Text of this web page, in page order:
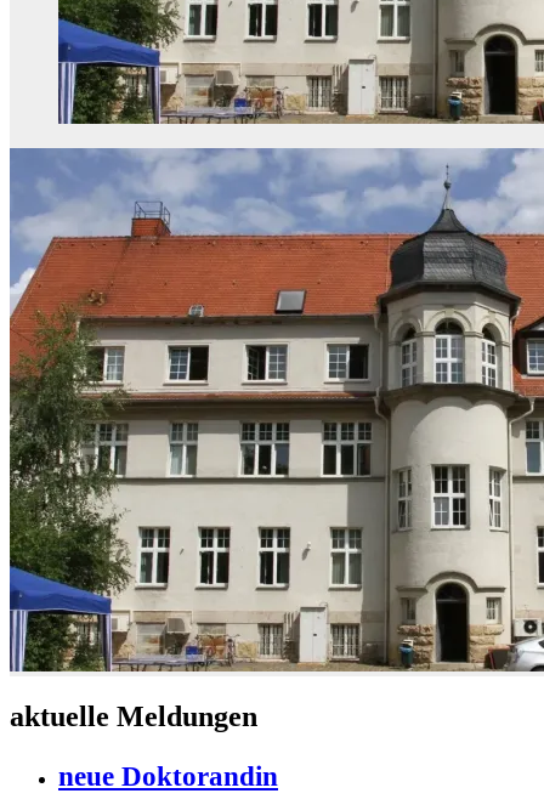
aktuelle Meldungen
neue Doktorandin